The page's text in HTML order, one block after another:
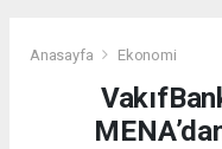
Anasayfa Ekonomi